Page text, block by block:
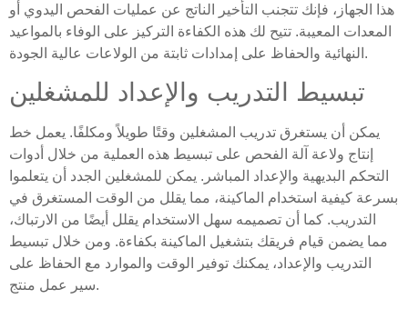
هذا الجهاز، فإنك تتجنب التأخير الناتج عن عمليات الفحص اليدوي أو
المعدات المعيبة. تتيح لك هذه الكفاءة التركيز على الوفاء بالمواعيد
النهائية والحفاظ على إمدادات ثابتة من الولاعات عالية الجودة.
تبسيط التدريب والإعداد للمشغلين
يمكن أن يستغرق تدريب المشغلين وقتًا طويلاً ومكلفًا. يعمل خط
إنتاج ولاعة آلة الفحص على تبسيط هذه العملية من خلال أدوات
التحكم البديهية والإعداد المباشر. يمكن للمشغلين الجدد أن يتعلموا
بسرعة كيفية استخدام الماكينة، مما يقلل من الوقت المستغرق في
التدريب. كما أن تصميمه سهل الاستخدام يقلل أيضًا من الارتباك،
مما يضمن قيام فريقك بتشغيل الماكينة بكفاءة. ومن خلال تبسيط
التدريب والإعداد، يمكنك توفير الوقت والموارد مع الحفاظ على
سير عمل منتج.